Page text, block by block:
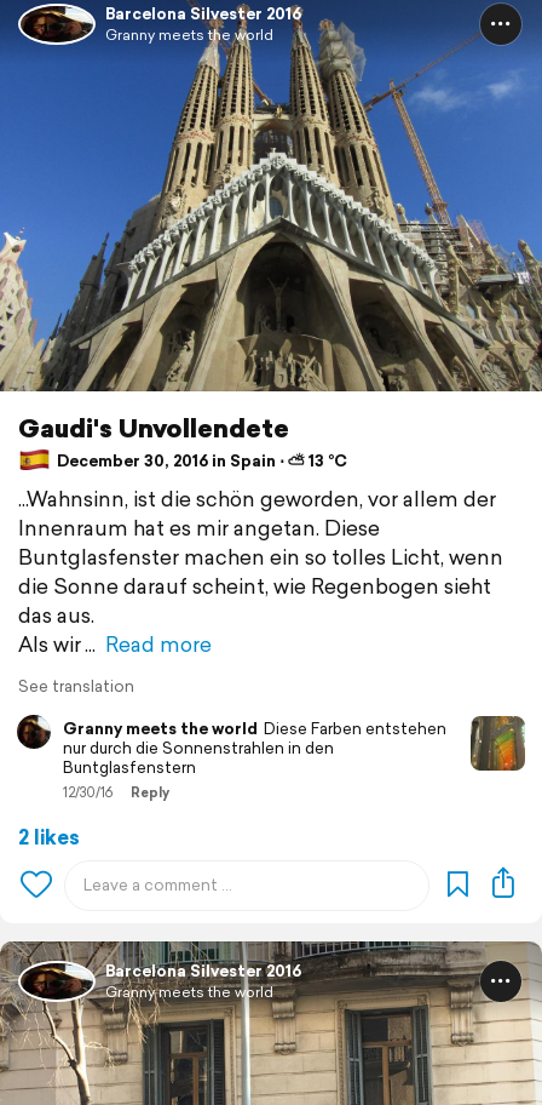
Barcelona Silvester 2016
Granny meets the world
Gaudi's Unvollendete
December 30, 2016 in Spain ⋅ ⛅ 13 °C
...Wahnsinn, ist die schön geworden, vor allem der
Innenraum hat es mir angetan. Diese
Buntglasfenster machen ein so tolles Licht, wenn
die Sonne darauf scheint, wie Regenbogen sieht
das aus.
Als wir
Read more
See translation
Granny meets the world Diese Farben entstehen
nur durch die Sonnenstrahlen in den
Buntglasfenstern
12/30/16 Reply
2 likes
Barcelona Silvester 2016
Granny meets the world